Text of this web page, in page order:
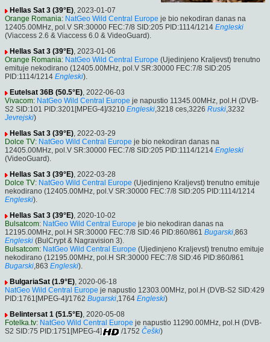
Hellas Sat 3 (39°E), 2023-01-07
Orange Romania: NatGeo Wild Central Europe je bio nekodiran danas na
12405.00MHz, pol.V SR:30000 FEC:7/8 SID:205 PID:1114/1214 Engleski
(Viaccess 2.6 & Viaccess 6.0 & VideoGuard).
Hellas Sat 3 (39°E), 2023-01-06
Orange Romania: NatGeo Wild Central Europe (Ujedinjeno Kraljevst) trenutno
emituje nekodirano (12405.00MHz, pol.V SR:30000 FEC:7/8 SID:205
PID:1114/1214 Engleski).
Eutelsat 36B (50.5°E), 2022-06-03
Vivacom: NatGeo Wild Central Europe je napustio 11345.00MHz, pol.H (DVB-
S2 SID:101 PID:3201[MPEG-4]/3210 Engleski,3218 ces,3226 Ruski,3232
Jevrejski)
Hellas Sat 3 (39°E), 2022-03-29
Dolce TV: NatGeo Wild Central Europe je bio nekodiran danas na
12405.00MHz, pol.V SR:30000 FEC:7/8 SID:205 PID:1114/1214 Engleski
(VideoGuard).
Hellas Sat 3 (39°E), 2022-03-28
Dolce TV: NatGeo Wild Central Europe (Ujedinjeno Kraljevst) trenutno emituje
nekodirano (12405.00MHz, pol.V SR:30000 FEC:7/8 SID:205 PID:1114/1214
Engleski).
Hellas Sat 3 (39°E), 2020-10-02
Bulsatcom: NatGeo Wild Central Europe je bio nekodiran danas na
12195.00MHz, pol.H SR:30000 FEC:7/8 SID:46 PID:860/861 Bugarski,863
Engleski (BulCrypt & Nagravision 3).
Bulsatcom: NatGeo Wild Central Europe (Ujedinjeno Kraljevst) trenutno emituje
nekodirano (12195.00MHz, pol.H SR:30000 FEC:7/8 SID:46 PID:860/861
Bugarski,863 Engleski).
BulgariaSat (1.9°E), 2020-06-18
NatGeo Wild Central Europe je napustio 12303.00MHz, pol.H (DVB-S2 SID:429
PID:1761[MPEG-4]/1762 Bugarski,1764 Engleski)
Belintersat 1 (51.5°E), 2020-05-08
Fotelka.tv: NatGeo Wild Central Europe je napustio 11290.00MHz, pol.H (DVB-
S2 SID:75 PID:1751[MPEG-4]
/1752 Češki)